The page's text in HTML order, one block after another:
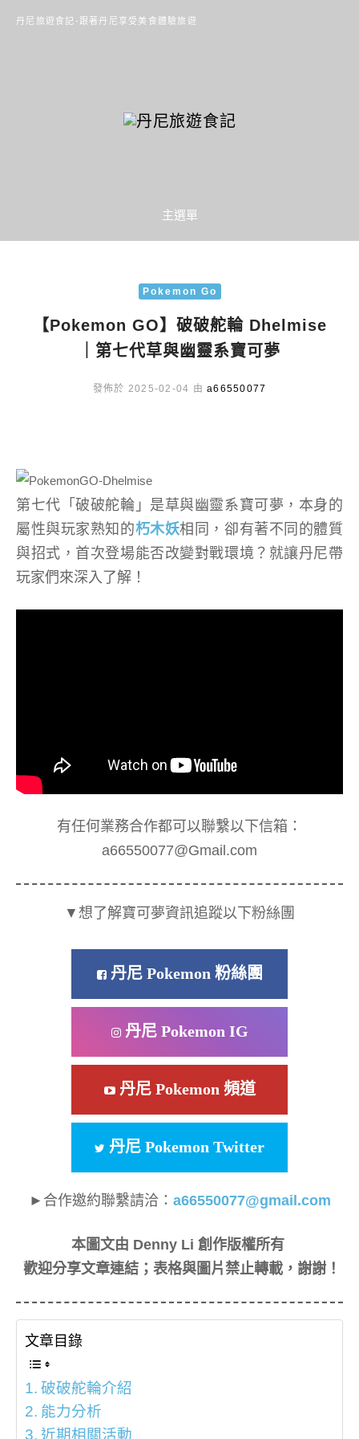
丹尼旅遊食記-跟著丹尼享受美食體驗旅遊
主選單
Pokemon Go
【Pokemon GO】破破舵輪 Dhelmise
｜第七代草與幽靈系寶可夢
發佈於 2025-02-04 由 a66550077
第七代「破破舵輪」是草與幽靈系寶可夢，本身的
屬性與玩家熟知的朽木妖相同，卻有著不同的體質
與招式，首次登場能否改變對戰環境？就讓丹尼帶
玩家們來深入了解！
有任何業務合作都可以聯繫以下信箱：
a66550077@Gmail.com
▼想了解寶可夢資訊追蹤以下粉絲團
丹尼 Pokemon 粉絲團
丹尼 Pokemon IG
丹尼 Pokemon 頻道
丹尼 Pokemon Twitter
►合作邀約聯繫請洽： a66550077@gmail.com
本圖文由 Denny Li 創作版權所有
歡迎分享文章連結；表格與圖片禁止轉載，謝謝！
文章目錄
破破舵輪介紹
能力分析
近期相關活動